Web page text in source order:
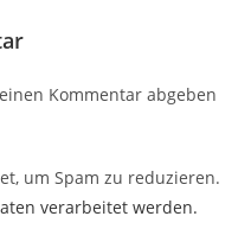
Kommentar abgeben
um Spam zu reduzieren.
verarbeitet werden.